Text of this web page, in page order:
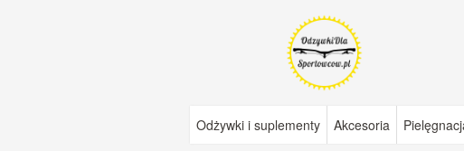
Odżywki i suplementy Akcesoria